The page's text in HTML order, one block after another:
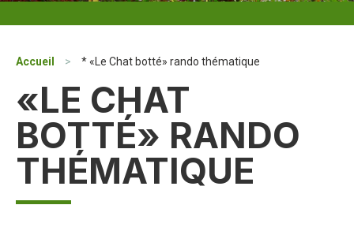
Accueil > * «Le Chat botté» rando thématique
«LE CHAT
BOTTÉ» RANDO
THÉMATIQUE